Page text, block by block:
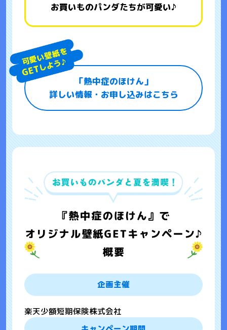
お買いものパンダたちが可愛い♪
「熱中症のほけん」
詳しい情報・お申し込みはこちら
企画主催
楽天少額短期保険株式会社